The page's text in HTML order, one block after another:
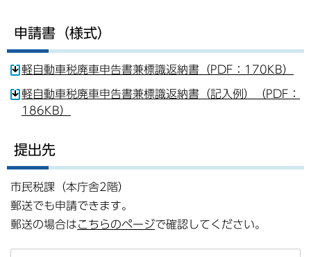
申請書（様式）
軽自動車税廃車申告書兼標識返納書（PDF：170KB）
軽自動車税廃車申告書兼標識返納書（記入例）（PDF：
186KB）
提出先
市民税課（本庁舎2階）
郵送でも申請できます。
郵送の場合はこちらのページで確認してください。